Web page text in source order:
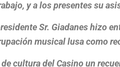
y a los presentes su
Sr. Giadanes hizo
musical lusa como
cultura del Casino un